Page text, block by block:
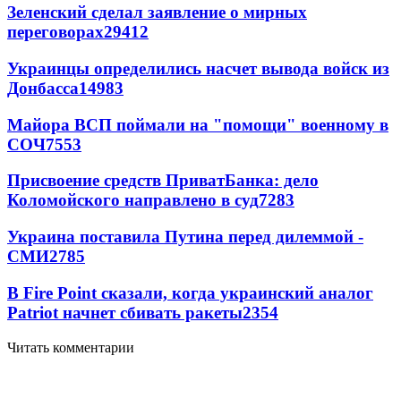
Зеленский сделал заявление о мирных
переговорах29412
Украинцы определились насчет вывода войск из
Донбасса14983
Майора ВСП поймали на "помощи" военному в
СОЧ7553
Присвоение средств ПриватБанка: дело
Коломойского направлено в суд7283
Украина поставила Путина перед дилеммой -
СМИ2785
В Fire Point сказали, когда украинский аналог
Patriot начнет сбивать ракеты2354
Читать комментарии